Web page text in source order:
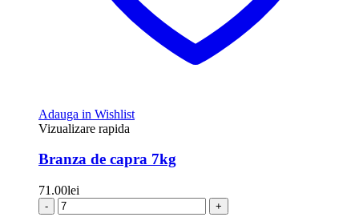
Adauga in Wishlist
Vizualizare rapida
Branza de capra 7kg
71.00lei
- +